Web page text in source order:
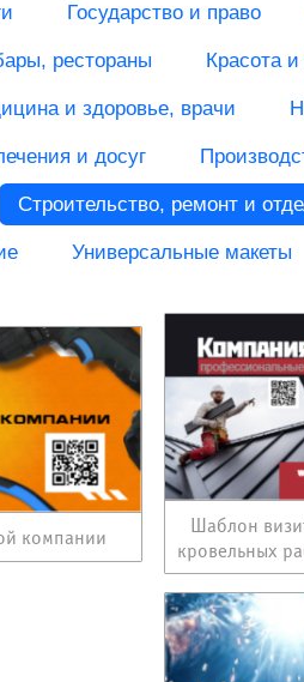
Государство и право
рестораны Красота
и здоровье, врачи
и досуг
Строительство, ремонт и
Универсальные макеты
компании
Шаблон
кровельных